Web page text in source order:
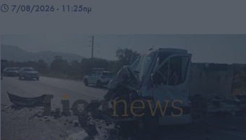
7/08/2026 - 11:25πμ